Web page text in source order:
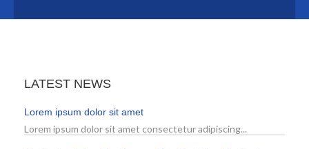
LATEST NEWS
Lorem ipsum dolor sit amet
Lorem ipsum dolor sit amet consectetur adipiscing...